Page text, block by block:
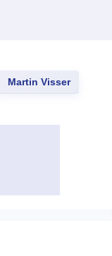
Martin Visser